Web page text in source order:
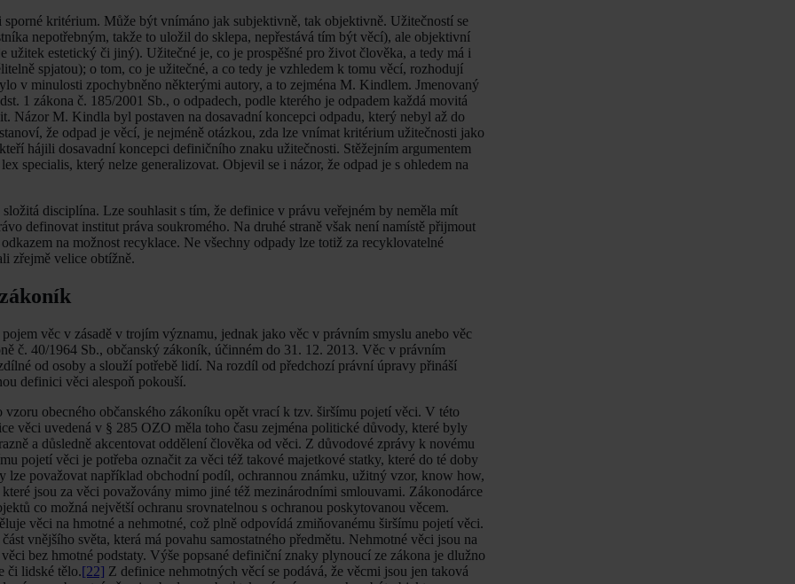
kritérium. Může být vnímáno jak subjektivně, tak objektivně. Užitečností se
nepotřebným, takže to uložil do sklepa, nepřestává tím být věcí), ale objektivní
užitek estetický či jiný). Užitečné je, co je prospěšné pro život člověka, a tedy má i
spjatou); o tom, co je užitečné, a co tedy je vzhledem k tomu věcí, rozhodují
v minulosti zpochybněno některými autory, a to zejména M. Kindlem. Jmenovaný
1 zákona č. 185/2001 Sb., o odpadech, podle kterého je odpadem každá movitá
Názor M. Kindla byl postaven na dosavadní koncepci odpadu, který nebyl až do
že odpad je věcí, je nejméně otázkou, zda lze vnímat kritérium užitečnosti jako
hájili dosavadní koncepci definičního znaku užitečnosti. Stěžejním argumentem
specialis, který nelze generalizovat. Objevil se i názor, že odpad je s ohledem na
disciplína. Lze souhlasit s tím, že definice v právu veřejném by neměla mít
definovat institut práva soukromého. Na druhé straně však není namístě přijmout
na možnost recyklace. Ne všechny odpady lze totiž za recyklovatelné
zřejmě velice obtížně.
věc v zásadě v trojím významu, jednak jako věc v právním smyslu anebo věc
č. 40/1964 Sb., občanský zákoník, účinném do 31. 12. 2013. Věc v právním
od osoby a slouží potřebě lidí. Na rozdíl od předchozí právní úpravy přináší
definici věci alespoň pokouší.
obecného občanského zákoníku opět vrací k tzv. širšímu pojetí věci. V této
věci uvedená v § 285 OZO měla toho času zejména politické důvody, které byly
a důsledně akcentovat oddělení člověka od věci. Z důvodové zprávy k novému
pojetí věci je potřeba označit za věci též takové majetkové statky, které do té doby
považovat například obchodní podíl, ochrannou známku, užitný vzor, know how,
jsou za věci považovány mimo jiné též mezinárodními smlouvami. Zákonodárce
co možná největší ochranu srovnatelnou s ochranou poskytovanou věcem.
věci na hmotné a nehmotné, což plně odpovídá zmiňovanému širšímu pojetí věci.
vnějšího světa, která má povahu samostatného předmětu. Nehmotné věci jsou na
bez hmotné podstaty. Výše popsané definiční znaky plynoucí ze zákona je dlužno
či lidské tělo.[22] Z definice nehmotných věcí se podává, že věcmi jsou jen taková